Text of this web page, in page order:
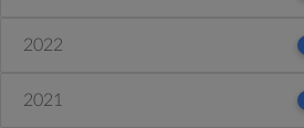
2022
2021